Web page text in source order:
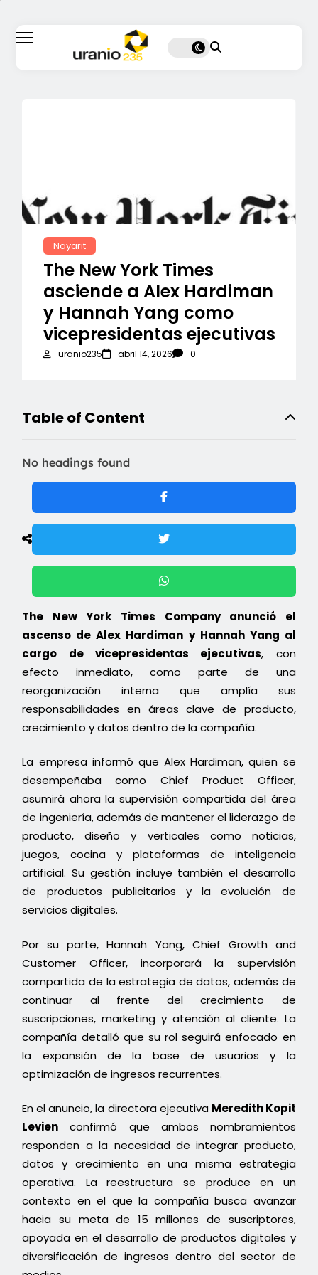
Nayarit
The New York Times
asciende a Alex Hardiman
y Hannah Yang como
vicepresidentas ejecutivas
uranio235 abril 14, 2026 0
Table of Content
No headings found
The New York Times Company anunció el
ascenso de Alex Hardiman y Hannah Yang al
cargo de vicepresidentas ejecutivas, con
efecto inmediato, como parte de una
reorganización interna que amplía sus
responsabilidades en áreas clave de producto,
crecimiento y datos dentro de la compañía.
La empresa informó que Alex Hardiman, quien se
desempeñaba como Chief Product Officer,
asumirá ahora la supervisión compartida del área
de ingeniería, además de mantener el liderazgo de
producto, diseño y verticales como noticias,
juegos, cocina y plataformas de inteligencia
artificial. Su gestión incluye también el desarrollo
de productos publicitarios y la evolución de
servicios digitales.
Por su parte, Hannah Yang, Chief Growth and
Customer Officer, incorporará la supervisión
compartida de la estrategia de datos, además de
continuar al frente del crecimiento de
suscripciones, marketing y atención al cliente. La
compañía detalló que su rol seguirá enfocado en
la expansión de la base de usuarios y la
optimización de ingresos recurrentes.
En el anuncio, la directora ejecutiva Meredith Kopit
Levien confirmó que ambos nombramientos
responden a la necesidad de integrar producto,
datos y crecimiento en una misma estrategia
operativa. La reestructura se produce en un
contexto en el que la compañía busca avanzar
hacia su meta de 15 millones de suscriptores,
apoyada en el desarrollo de productos digitales y
diversificación de ingresos dentro del sector de